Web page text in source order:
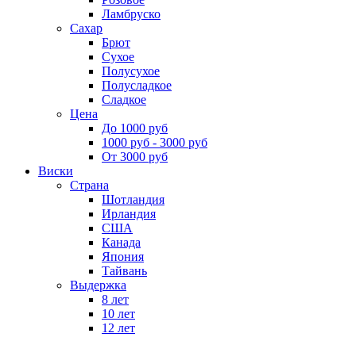
Ламбруско
Сахар
Брют
Сухое
Полусухое
Полусладкое
Сладкое
Цена
До 1000 руб
1000 руб - 3000 руб
От 3000 руб
Виски
Страна
Шотландия
Ирландия
США
Канада
Япония
Тайвань
Выдержка
8 лет
10 лет
12 лет